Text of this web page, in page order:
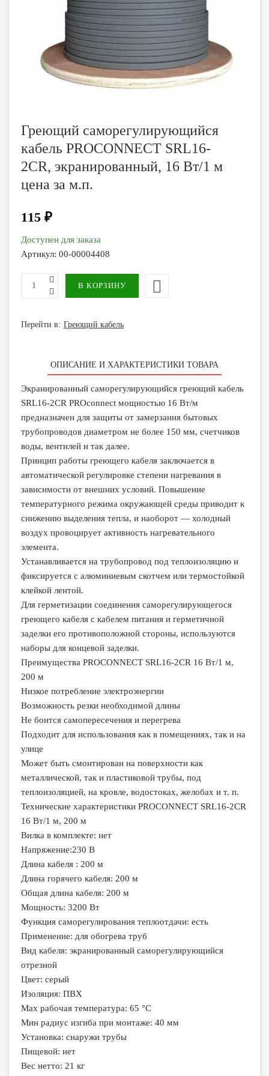
Греющий саморегулирующийся
кабель PROCONNECT SRL16-
2CR, экранированный, 16 Вт/1 м
цена за м.п.
115 ₽
Доступен для заказа
Артикул: 00-00004408
Перейти в: Греющий кабель
ОПИСАНИЕ И ХАРАКТЕРИСТИКИ ТОВАРА
Экранированный саморегулирующийся греющий кабель
SRL16-2CR PROconnect мощностью 16 Вт/м
предназначен для защиты от замерзания бытовых
трубопроводов диаметром не более 150 мм, счетчиков
воды, вентилей и так далее.
Принцип работы греющего кабеля заключается в
автоматической регулировке степени нагревания в
зависимости от внешних условий. Повышение
температурного режима окружающей среды приводит к
снижению выделения тепла, и наоборот — холодный
воздух провоцирует активность нагревательного
элемента.
Устанавливается на трубопровод под теплоизоляцию и
фиксируется с алюминиевым скотчем или термостойкой
клейкой лентой.
Для герметизации соединения саморегулирующегося
греющего кабеля с кабелем питания и герметичной
заделки его противоположной стороны, используются
наборы для концевой заделки.
Преимущества PROCONNECT SRL16-2CR 16 Вт/1 м,
200 м
Низкое потребление электроэнергии
Возможность резки необходимой длины
Не боится самопересечения и перегрева
Подходит для использования как в помещениях, так и на
улице
Может быть смонтирован на поверхности как
металлической, так и пластиковой трубы, под
теплоизоляцией, на кровле, водостоках, желобах и т. п.
Технические характеристики PROCONNECT SRL16-2CR
16 Вт/1 м, 200 м
Вилка в комплекте: нет
Напряжение:230 В
Длина кабеля : 200 м
Длина горячего кабеля: 200 м
Общая длина кабеля: 200 м
Мощность: 3200 Вт
Функция саморегулирования теплоотдачи: есть
Применение: для обогрева труб
Вид кабеля: экранированный саморегулирующийся
отрезной
Цвет: серый
Изоляция: ПВХ
Max рабочая температура: 65 °С
Мин радиус изгиба при монтаже: 40 мм
Установка: снаружи трубы
Пищевой: нет
Вес нетто: 21 кг